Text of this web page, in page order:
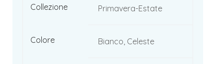
Collezione Primavera-Estate
Colore Bianco, Celeste